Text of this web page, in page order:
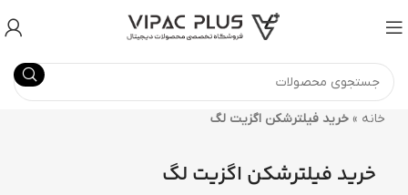
خانه » خرید فیلترشکن اگزیت لگ
خرید فیلترشکن اگزیت لگ